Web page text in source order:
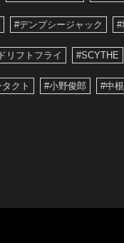
#デンプシージャック #
リフトフライ #SCYTHE
クト #小野俊郎 #中